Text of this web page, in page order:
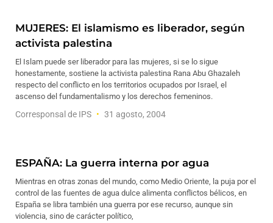
MUJERES: El islamismo es liberador, según
activista palestina
El Islam puede ser liberador para las mujeres, si se lo sigue
honestamente, sostiene la activista palestina Rana Abu Ghazaleh
respecto del conflicto en los territorios ocupados por Israel, el
ascenso del fundamentalismo y los derechos femeninos.
Corresponsal de IPS 31 agosto, 2004
ESPAÑA: La guerra interna por agua
Mientras en otras zonas del mundo, como Medio Oriente, la puja por el
control de las fuentes de agua dulce alimenta conflictos bélicos, en
España se libra también una guerra por ese recurso, aunque sin
violencia, sino de carácter político,